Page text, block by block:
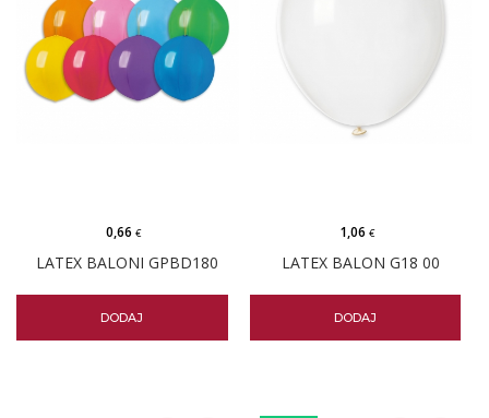
LATEX BALONI GPBD180
0,66€
DODAJ
LATEX BALON G18 00
1,06 €
DODAJ